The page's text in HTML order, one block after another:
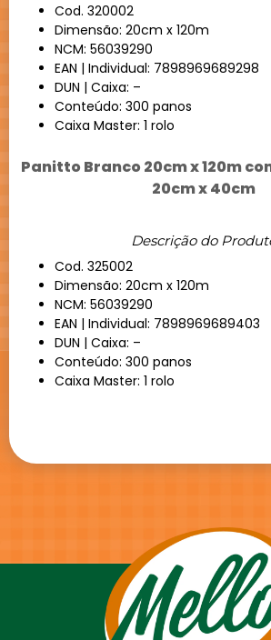
Cod. 320002
Dimensão: 20cm x 120m
NCM: 56039290
EAN | Individual: 7898969689298
DUN | Caixa: –
Conteúdo: 300 panos
Caixa Master: 1 rolo
Panitto Branco 20cm x 120m
20cm x 40cm
Descrição do
Cod. 325002
Dimensão: 20cm x 120m
NCM: 56039290
EAN | Individual: 7898969689403
DUN | Caixa: –
Conteúdo: 300 panos
Caixa Master: 1 rolo